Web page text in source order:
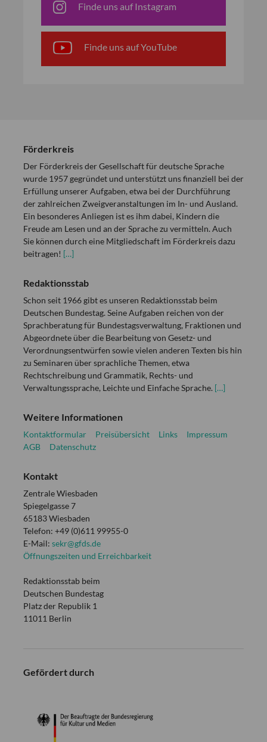
Finde uns auf Instagram
Finde uns auf YouTube
Förderkreis
Der Förderkreis der Gesellschaft für deutsche Sprache
wurde 1957 gegründet und unterstützt uns finanziell bei der
Erfüllung unserer Aufgaben, etwa bei der Durchführung
der zahlreichen Zweigveranstaltungen im In- und Ausland.
Ein besonderes Anliegen ist es ihm dabei, Kindern die
Freude am Lesen und an der Sprache zu vermitteln. Auch
Sie können durch eine Mitgliedschaft im Förderkreis dazu
beitragen! […]
Redaktionsstab
Schon seit 1966 gibt es unseren Redaktionsstab beim
Deutschen Bundestag. Seine Aufgaben reichen von der
Sprachberatung für Bundestagsverwaltung, Fraktionen und
Abgeordnete über die Bearbeitung von Gesetz- und
Verordnungsentwürfen sowie vielen anderen Texten bis hin
zu Seminaren über sprachliche Themen, etwa
Rechtschreibung und Grammatik, Rechts- und
Verwaltungssprache, Leichte und Einfache Sprache. […]
Weitere Informationen
Kontaktformular Preisübersicht Links
Impressum
AGB
Datenschutz
Kontakt
Zentrale Wiesbaden
Spiegelgasse 7
65183 Wiesbaden
Telefon: +49 (0)611 99955-0
E-Mail: sekr@gfds.de
Öffnungszeiten und Erreichbarkeit
Redaktionsstab beim
Deutschen Bundestag
Platz der Republik 1
11011 Berlin
Gefördert durch